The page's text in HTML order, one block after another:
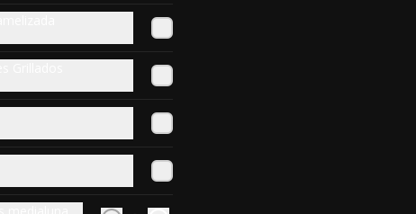
$10.500
Sr. Pollo
caramelizada, champiñones
gratinados, pimentón rojo, queso
fundido y mayonesa casera  en
$9.800